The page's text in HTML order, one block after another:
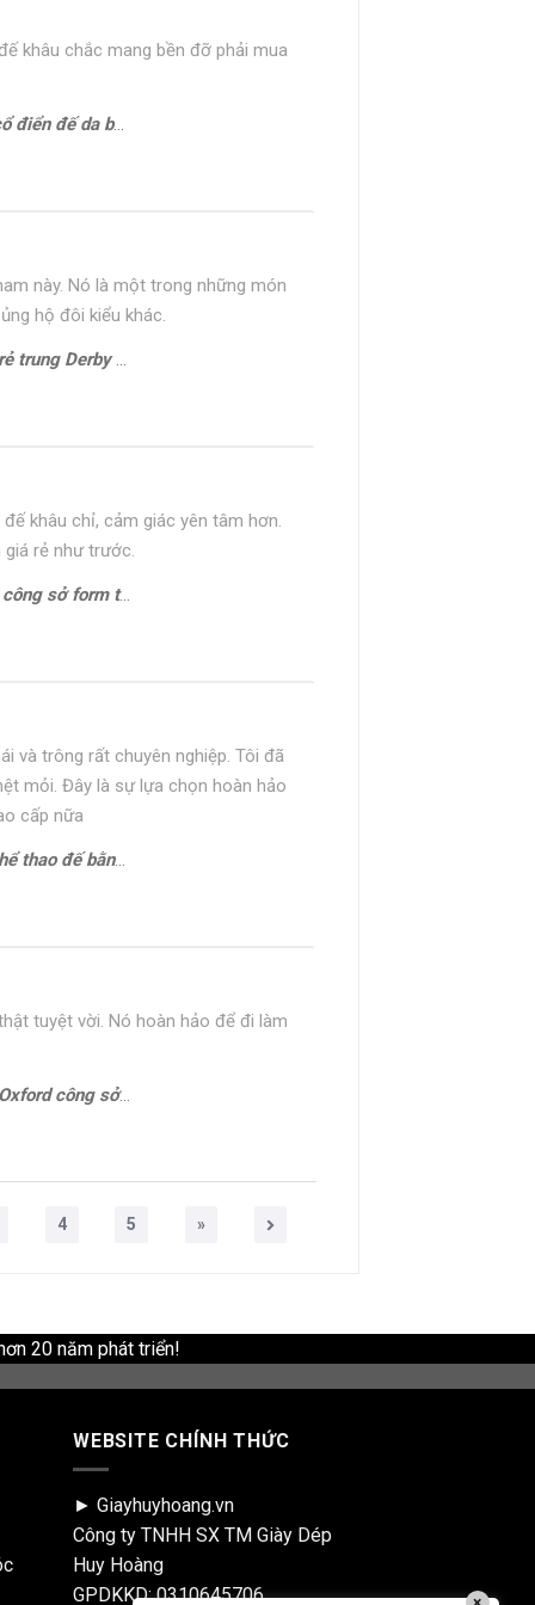
khâu chắc mang bền đỡ phải mua
bò Oxford 1701G
này. Nó là một trong những món
hộ đôi kiểu khác.
CDB0170G
khâu chỉ, cảm giác yên tâm hơn.
giá rẻ như trước.
gọn Oxford HH22794
và trông rất chuyên nghiệp. Tôi đã
mỏi. Đây là sự lựa chọn hoàn hảo
cấp nữa
Sneaker CNES133
tuyệt vời. Nó hoàn hảo để đi làm
sở cao cấp ERIC
4 5 »
20 năm phát triển!
WEBSITE CHÍNH THỨC
► Giayhuyhoang.vn
Công ty TNHH SX TM Giày Dép
Huy Hoàng
GPDKKD: 0310645706